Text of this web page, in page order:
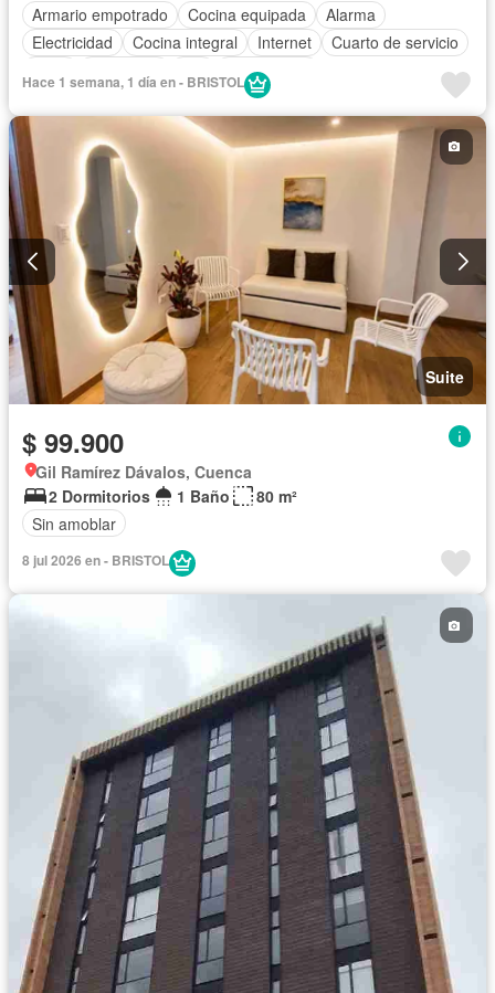
Armario empotrado
Cocina equipada
Alarma
Electricidad
Cocina integral Internet
Cuarto de servicio
Sin amoblar
Hace 1 semana, 1 día en - BRISTOL
Suite
$ 99.900
Gil Ramírez Dávalos, Cuenca
2 Dormitorios
1 Baño
80 m²
Sin amoblar
8 jul 2026 en - BRISTOL